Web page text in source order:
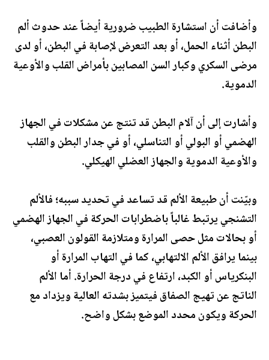
وأضافت أن استشارة الطبيب ضرورية أيضاً عند حدوث ألم
البطن أثناء الحمل، أو بعد التعرض لإصابة في البطن، أو لدى
مرضى السكري وكبار السن المصابين بأمراض القلب والأوعية
الدموية.
وأشارت إلى أن آلام البطن قد تنتج عن مشكلات في الجهاز
الهضمي أو البولي أو التناسلي، أو في جدار البطن والقلب
والأوعية الدموية والجهاز العضلي الهيكلي.
وبيّنت أن طبيعة الألم قد تساعد في تحديد سببه؛ فالألم
التشنجي يرتبط غالباً باضطرابات الحركة في الجهاز الهضمي
أو بحالات مثل حصى المرارة ومتلازمة القولون العصبي،
بينما يرافق الألم الالتهابي، كما في التهاب المرارة أو
البنكرياس أو الكبد، ارتفاع في درجة الحرارة. أما الألم
الناتج عن تهيج الصفاق فيتميز بشدته العالية ويزداد مع
الحركة ويكون محدد الموضع بشكل واضح.